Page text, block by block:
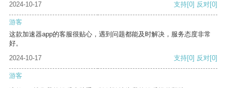
2024-10-17 支持[0] 反对[0]
游客
这款加速器app的客服很贴心，遇到问题都能及时解决，服务态度非常
好。
2024-10-17
支持[0] 反对[0]
游客